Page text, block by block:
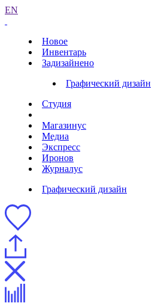
EN
Новое
Инвентарь
Задизайнено
Графический дизайн
Студия
Магазинус
Медиа
Экспресс
Иронов
Журналус
Графический дизайн